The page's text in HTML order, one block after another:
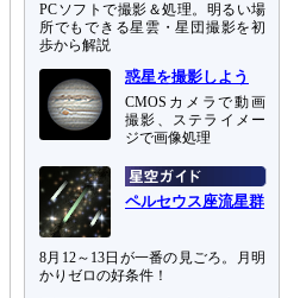
PCソフトで撮影＆処理。明るい場
所でもできる星雲・星団撮影を初
歩から解説
惑星を撮影しよう
CMOSカメラで動画
撮影、ステライメー
ジで画像処理
ペルセウス座流星群
8月12～13日が一番の見ごろ。月明
かりゼロの好条件！